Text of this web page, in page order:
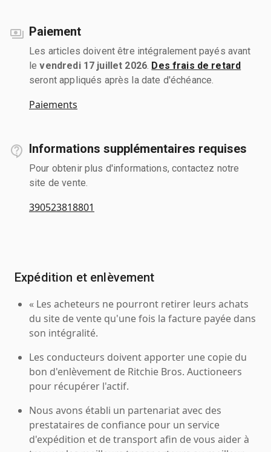
Paiement
Les articles doivent être intégralement payés avant
levendredi 17 juillet 2026 Des frais de retard
seront appliqués après la date d'échéance.
Paiements
Informations supplémentaires requises
Pour obtenir plus d'informations, contactez notre
site de vente.
390523818801
Expédition et enlèvement
« Les acheteurs ne pourront retirer leurs achats
du site de vente qu'une fois la facture payée dans
son intégralité.
Les conducteurs doivent apporter une copie du
bon d'enlèvement de Ritchie Bros. Auctioneers
pour récupérer l'actif.
Nous avons établi un partenariat avec des
prestataires de confiance pour un service
d'expédition et de transport afin de vous aider à